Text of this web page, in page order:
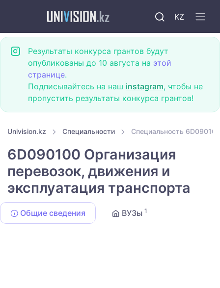
KZ
Результаты конкурса грантов будут
опубликованы до 10 августа на этой
странице.
Подписывайтесь на наш instagram, чтобы не
пропустить результаты конкурса грантов!
Univision.kz Специальности Специальность
6D090100 Организация
перевозок, движения и
эксплуатация транспорта
Общие сведения ВУЗы 1